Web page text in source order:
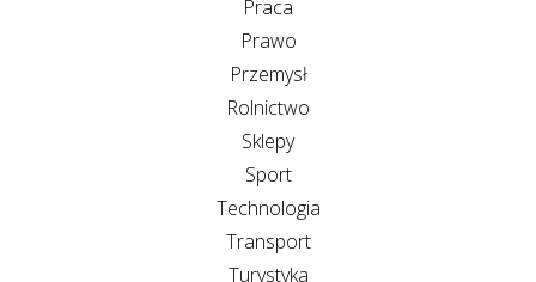
Praca
Prawo
Przemysł
Rolnictwo
Sklepy
Sport
Technologia
Transport
Turystyka